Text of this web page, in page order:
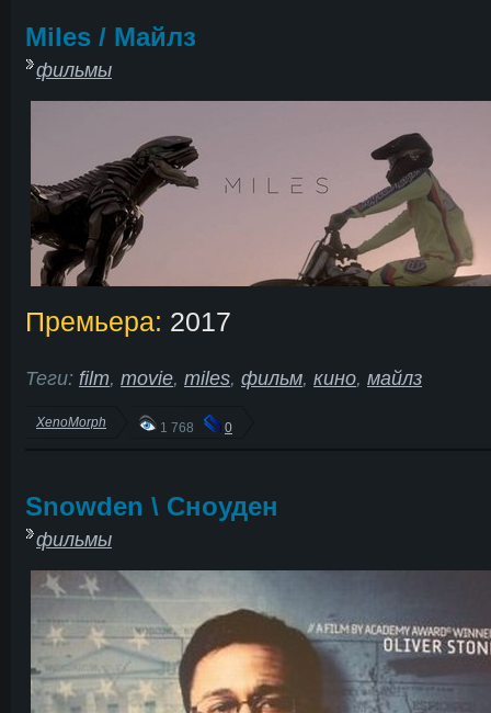
Miles / Майлз
фильмы
Премьера: 2017
Теги: film, movie, miles, фильм, кино, майлз
XenoMorph 1 768 0
Snowden \ Сноуден
фильмы